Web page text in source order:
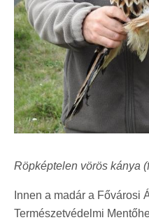
Röpképtelen vörös kánya
Innen a madár a Fővárosi
Természetvédelmi